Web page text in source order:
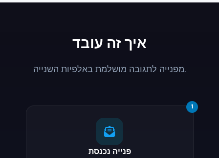
איך זה עובד
מפנייה לתגובה מושלמת באלפיות השנייה.
פנייה נכנסת
1